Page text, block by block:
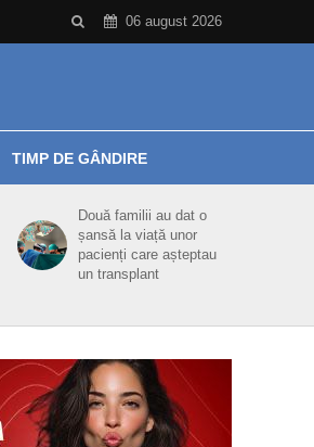
06 august 2026
TIMP DE GÂNDIRE
Două familii au dat o
șansă la viață unor
pacienți care așteptau
un transplant